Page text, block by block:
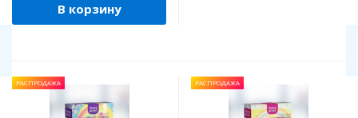
В корзину
РАСПРОДАЖА РАСПРОДАЖА